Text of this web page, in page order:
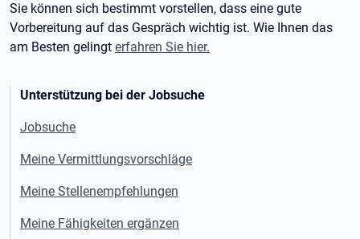
Sie können sich bestimmt vorstellen, dass eine gute
Vorbereitung auf das Gespräch wichtig ist. Wie Ihnen das
am Besten gelingt erfahren Sie hier.
Unterstützung bei der Jobsuche
Jobsuche
Meine Vermittlungsvorschläge
Meine Stellenempfehlungen
Meine Fähigkeiten ergänzen